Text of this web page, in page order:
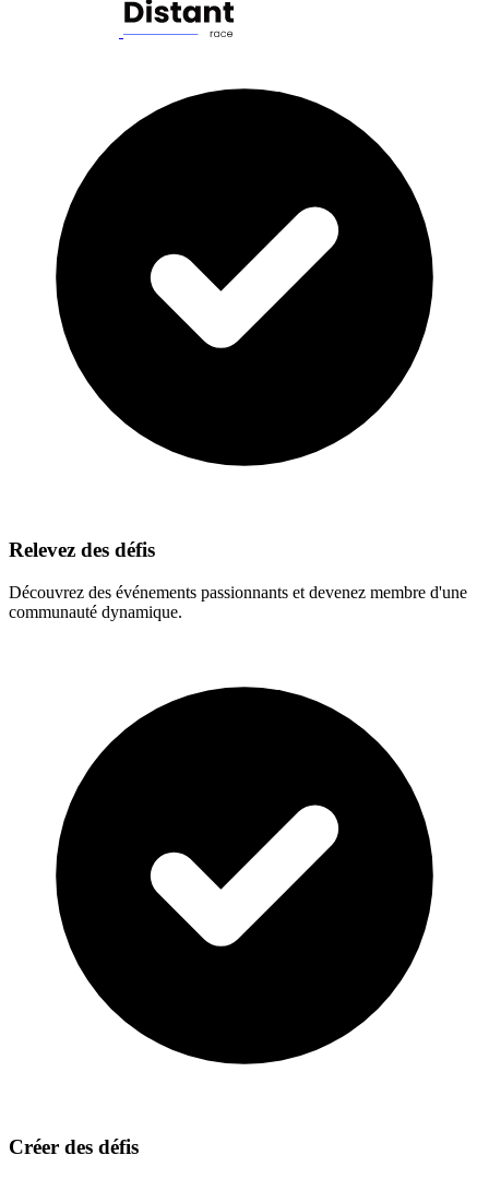
Relevez des défis
Découvrez des événements passionnants et devenez membre d'une
communauté dynamique.
Créer des défis